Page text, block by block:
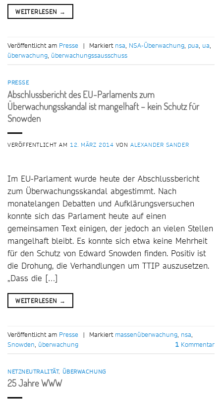
WEITERLESEN →
Veröffentlicht am Presse | Markiert nsa, NSA-Überwachung, pua, ua,
überwachung, überwachungssausschuss
PRESSE
Abschlussbericht des EU-Parlaments zum
Überwachungsskandal ist mangelhaft – kein Schutz für
Snowden
VERÖFFENTLICHT AM 12. MÄRZ 2014 VONALEXANDER SANDER
Im EU-Parlament wurde heute der Abschlussbericht
zum Überwachungsskandal abgestimmt. Nach
monatelangen Debatten und Aufklärungsversuchen
konnte sich das Parlament heute auf einen
gemeinsamen Text einigen, der jedoch an vielen Stellen
mangelhaft bleibt. Es konnte sich etwa keine Mehrheit
für den Schutz von Edward Snowden finden. Positiv ist
die Drohung, die Verhandlungen um TTIP auszusetzen.
„Dass die […]
WEITERLESEN →
Veröffentlicht am Presse | Markiert massenüberwachung, nsa,
Snowden, überwachung 1 Kommentar
NETZNEUTRALITÄT, ÜBERWACHUNG
25 Jahre WWW